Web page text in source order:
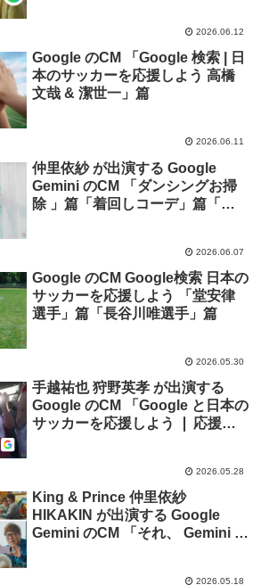
2026.06.12
Google のCM 「Google 検索 | 日
本のサッカーを応援しよう 高橋
文哉 & 潔世一」篇
2026.06.11
仲里依紗 が出演する Google
Gemini のCM 「ダンシングお掃
除 」篇「着回しコーデ」篇「ス
2026.06.07
Google のCM Google検索 日本の
サッカーを応援しよう 「堂安律
選手」篇「長谷川唯選手」篇
2026.05.30
手越祐也 狩野英孝 が出演する
Google のCM 「Google と日本の
サッカーを応援しよう ❘ 応援メ
2026.05.28
King & Prince 仲里依紗
HIKAKIN が出演する Google
Gemini のCM 「それ、 Gemini に
2026.05.18